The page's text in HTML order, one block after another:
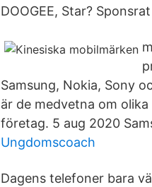
DOOGEE, Star?
Samsung, Nokia, Sony
är de medvetna om
företag. 5 aug 2020
Ungdomscoach
Dagens telefoner bara